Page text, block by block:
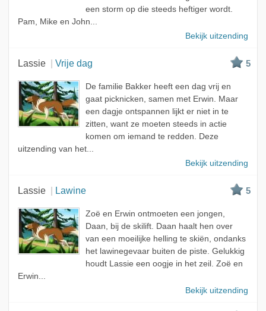
een storm op die steeds heftiger wordt.
Pam, Mike en John...
Bekijk uitzending
Lassie Vrije dag 5
De familie Bakker heeft een dag vrij en
gaat picknicken, samen met Erwin. Maar
een dagje ontspannen lijkt er niet in te
zitten, want ze moeten steeds in actie
komen om iemand te redden. Deze
uitzending van het...
Bekijk uitzending
Lassie Lawine 5
Zoë en Erwin ontmoeten een jongen,
Daan, bij de skilift. Daan haalt hen over
van een moeilijke helling te skiën, ondanks
het lawinegevaar buiten de piste. Gelukkig
houdt Lassie een oogje in het zeil. Zoë en
Erwin...
Bekijk uitzending